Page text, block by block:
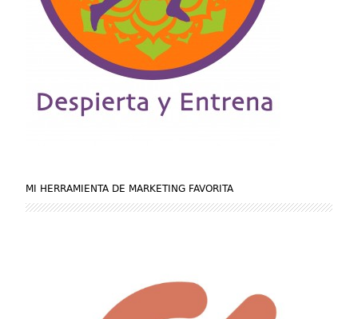
MI HERRAMIENTA DE MARKETING FAVORITA